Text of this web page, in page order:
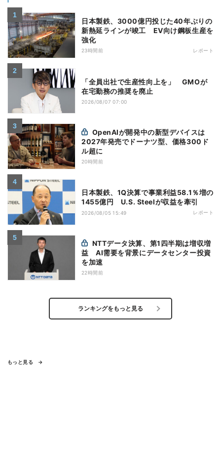
日本製鉄、3000億円投じた40年ぶりの
新熱延ラインが竣工 EV向け鋼板生産を
強化
23時間前 レポート
「全員出社で生産性向上を」 GMOが
在宅勤務の推奨を廃止
2026/08/07 07:00
2027年発売でドーナツ型、価格300ド
ル超に
20時間前
日本製鉄、1Q決算で事業利益58.1％増の
1455億円 U.S. Steelが収益を牽引
2026/08/05 15:49 レポート
益 AI需要を背景にデータセンター投資
を加速
22時間前
ランキングをもっと見る
もっと見る